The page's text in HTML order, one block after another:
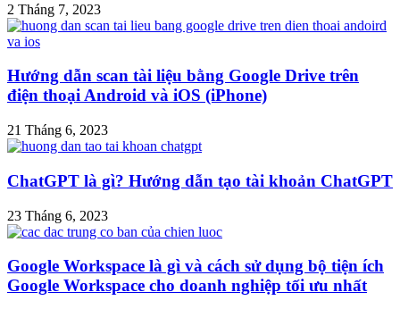
2 Tháng 7, 2023
Hướng dẫn scan tài liệu bằng Google Drive trên
điện thoại Android và iOS (iPhone)
21 Tháng 6, 2023
ChatGPT là gì? Hướng dẫn tạo tài khoản ChatGPT
23 Tháng 6, 2023
Google Workspace là gì và cách sử dụng bộ tiện ích
Google Workspace cho doanh nghiệp tối ưu nhất